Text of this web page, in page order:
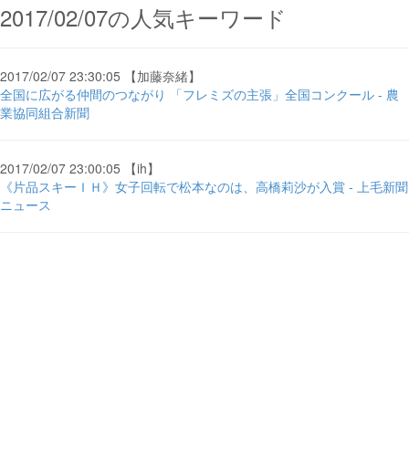
2017/02/07の人気キーワード
2017/02/07 23:30:05 【加藤奈緒】
全国に広がる仲間のつながり 「フレミズの主張」全国コンクール - 農
業協同組合新聞
2017/02/07 23:00:05 【ih】
《片品スキーＩＨ》女子回転で松本なのは、高橋莉沙が入賞 - 上毛新聞
ニュース